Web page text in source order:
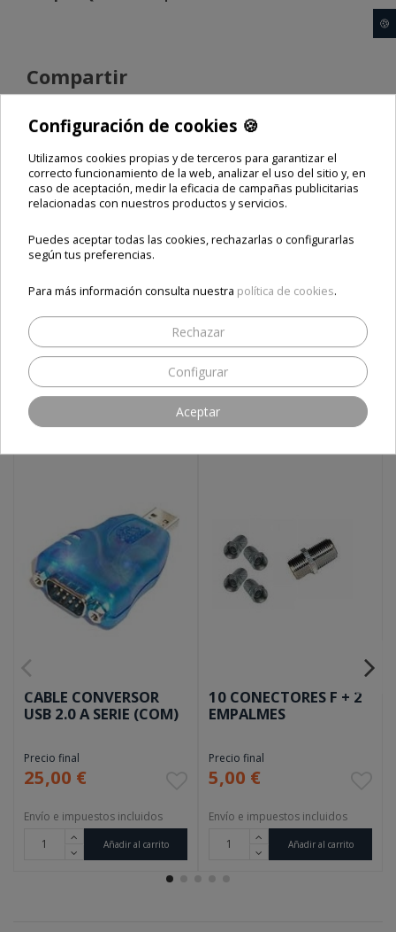
Compartir
Qviart MINI qviart mini wifi comprar Qviart MINI
Qviart MINI comprar comprar qviart mini wifi
Comparte este producto
ESTOS PRODUCTOS TE
PUEDEN INTERESAR
CABLE CONVERSOR
USB 2.0 A SERIE (COM)
Precio final
25,00 €
Envío e impuestos incluidos
Añadir al carrito
10 CONECTORES F + 2
EMPALMES
Precio final
5,00 €
Envío e impuestos incluidos
Añadir al carrito
Configuración de cookies 🍪
Utilizamos cookies propias y de terceros para garantizar el
correcto funcionamiento de la web, analizar el uso del sitio y, en
caso de aceptación, medir la eficacia de campañas publicitarias
relacionadas con nuestros productos y servicios.
Puedes aceptar todas las cookies, rechazarlas o configurarlas
según tus preferencias.
Para más información consulta nuestra política de cookies.
Rechazar
Configurar
Aceptar
🍪